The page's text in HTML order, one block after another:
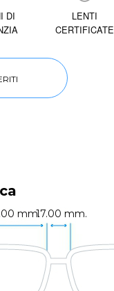
DI
LENTI
CERTIFICATE
mm.17.00 mm.